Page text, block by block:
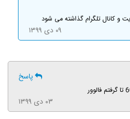
و کانال تلگرام گذاشته می شود
۰۹ دی ۱۳۹۹
پاسخ
۰۳ دی ۱۳۹۹